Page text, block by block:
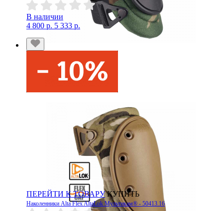
В наличии
4 800 р. 5 333 р.
ПЕРЕЙТИ К ТОВАРУ КУПИТЬ
Наколенники Alta Flex AltaLok Мультикам® - 50413.16